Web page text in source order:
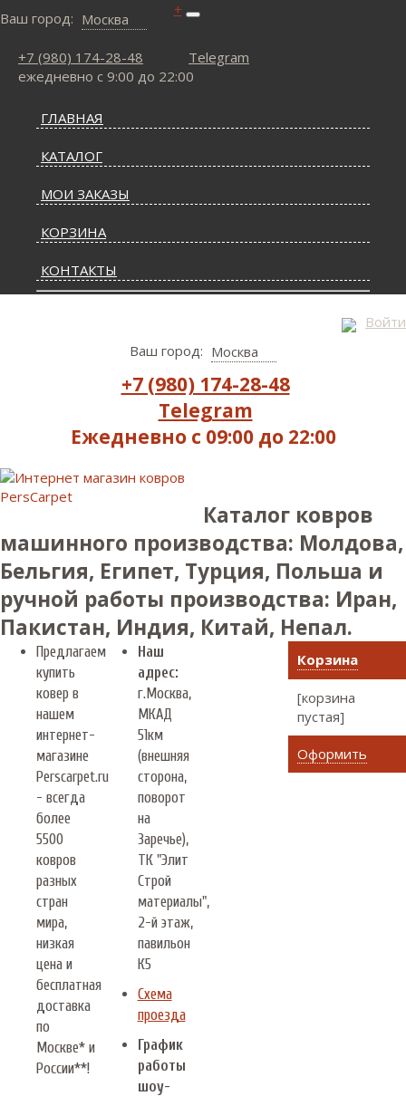
Ваш город: Москва
+7 (980) 174-28-48
Telegram
ежедневно с 9:00 до 22:00
+
ГЛАВНАЯ
КАТАЛОГ
МОИ ЗАКАЗЫ
КОРЗИНА
КОНТАКТЫ
ДОСТАВКА И ОПЛАТА
Войти
Ваш город: Москва
+7 (980) 174-28-48
Telegram
Ежедневно с 09:00 до 22:00
Каталог ковров
машинного производства: Молдова,
Бельгия, Египет, Турция, Польша и
ручной работы производства: Иран,
Пакистан, Индия, Китай, Непал.
Предлагаем
купить
ковер в
нашем
интернет-
магазине
Perscarpet.ru
- всегда
более
5500
ковров
разных
стран
мира,
низкая
цена и
бесплатная
доставка
по
Москве* и
России**!
Наш
адрес:
г.Москва,
МКАД
51км
(внешняя
сторона,
поворот
на
Заречье),
ТК "Элит
Строй
материалы",
2-й этаж,
павильон
К5
Схема
проезда
График
работы
шоу-
Корзина
[корзина
пустая]
Оформить